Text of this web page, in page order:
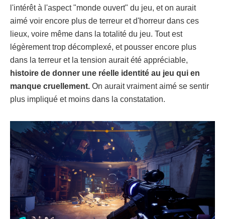
l'intérêt à l'aspect "monde ouvert" du jeu, et on aurait
aimé voir encore plus de terreur et d'horreur dans ces
lieux, voire même dans la totalité du jeu. Tout est
légèrement trop décomplexé, et pousser encore plus
dans la terreur et la tension aurait été appréciable,
histoire de donner une réelle identité au jeu qui en
manque cruellement. On aurait vraiment aimé se sentir
plus impliqué et moins dans la constatation.